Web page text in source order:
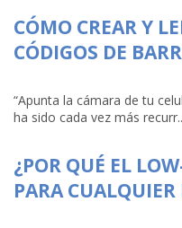
CÓMO CREAR Y
CÓDIGOS DE
“Apunta la cámara de tu
ha sido cada vez más
¿POR QUÉ EL
PARA CUALQUIER